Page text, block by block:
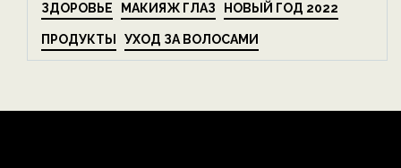
ЗДОРОВЬЕ МАКИЯЖ ГЛАЗ НОВЫЙ ГОД 2022
ПРОДУКТЫ УХОД ЗА ВОЛОСАМИ